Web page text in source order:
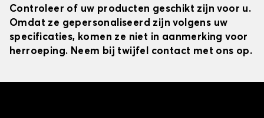
Controleer of uw producten geschikt zijn voor u.
Omdat ze gepersonaliseerd zijn volgens uw
specificaties, komen ze niet in aanmerking voor
herroeping. Neem bij twijfel contact met ons op.